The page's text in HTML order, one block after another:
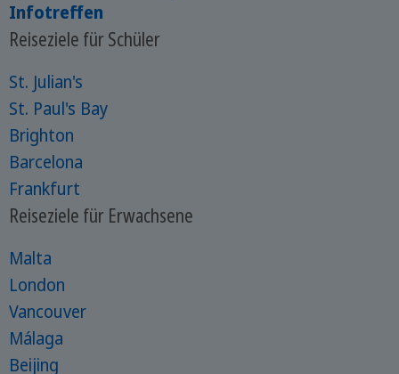
Infotreffen
Reiseziele für Schüler
St. Julian's
St. Paul's Bay
Brighton
Barcelona
Frankfurt
Reiseziele für Erwachsene
Malta
London
Vancouver
Málaga
Beijing